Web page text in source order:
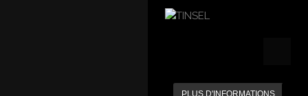
PLUS D'INFORMATIONS